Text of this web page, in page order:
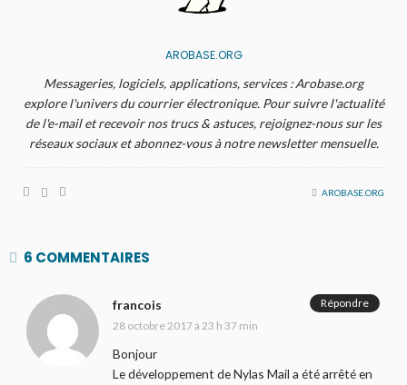
AROBASE.ORG
Messageries, logiciels, applications, services : Arobase.org
explore l'univers du courrier électronique. Pour suivre l'actualité
de l'e-mail et recevoir nos trucs & astuces, rejoignez-nous sur les
réseaux sociaux et abonnez-vous à notre newsletter mensuelle.
AROBASE.ORG
6 COMMENTAIRES
francois
28 octobre 2017 à 23 h 37 min
Bonjour
Le développement de Nylas Mail a été arrêté en
Répondre